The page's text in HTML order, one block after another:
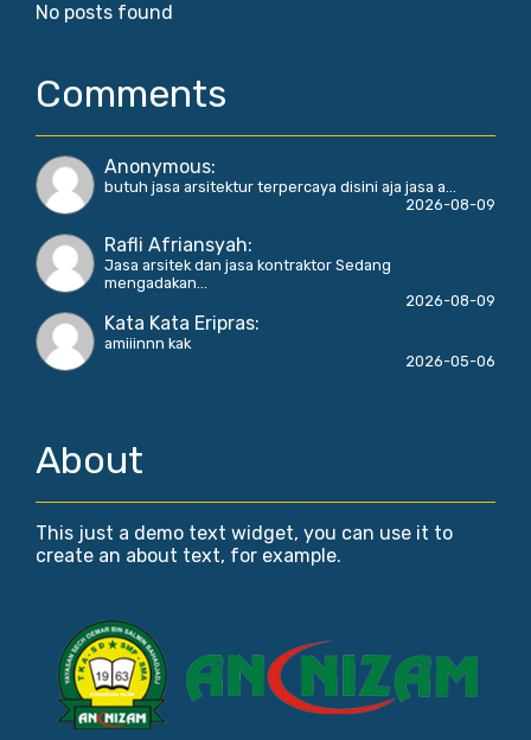
No posts found
Comments
Anonymous:
butuh jasa arsitektur terpercaya disini aja jasa a...
2026-08-09
Rafli Afriansyah:
Jasa arsitek dan jasa kontraktor Sedang
mengadakan...
2026-08-09
Kata Kata Eripras:
amiiinnn kak
2026-05-06
About
This just a demo text widget, you can use it to
create an about text, for example.